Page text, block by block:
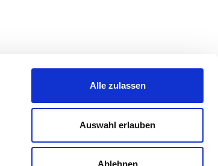
Alle zulassen
Auswahl erlauben
Ablehnen